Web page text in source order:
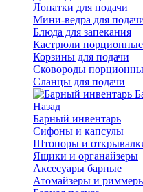
Лопатки для подачи
Мини-ведра для
Блюда для запекания
Кастрюли порционные
Корзины для подачи
Сковороды
Сланцы для подачи
Назад
Барный инвентарь
Сифоны и капсулы
Штопоры и
Ящики и органайзеры
Аксесуары барные
Атомайзеры и